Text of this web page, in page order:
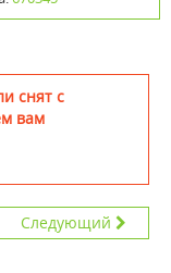
снят с
вам
Следующий